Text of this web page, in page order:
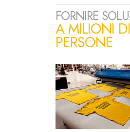
FORNIRE
A MILIONI DI
PERSONE